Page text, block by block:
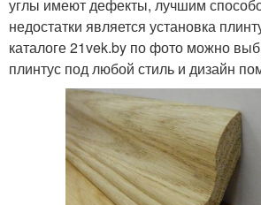
углы имеют дефекты, лучшим
недостатки является установка
каталоге 21vek.by по фото можно
плинтус под любой стиль и дизайн